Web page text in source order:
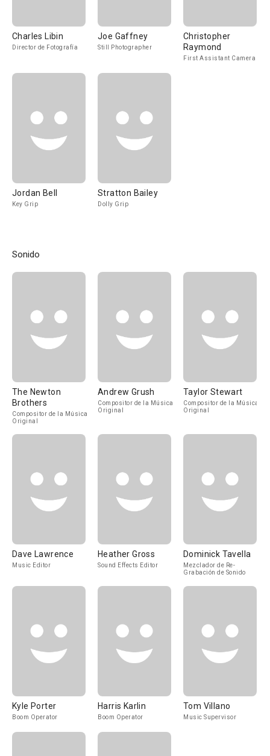
Charles Libin
Director de Fotografía
Joe Gaffney
Still Photographer
Christopher
Raymond
First Assistant Camera
Jordan Bell
Key Grip
Stratton Bailey
Dolly Grip
Sonido
The Newton
Brothers
Compositor de la Música
Original
Andrew Grush
Compositor de la Música
Original
Taylor Stewart
Compositor de la Música
Original
Dave Lawrence
Music Editor
Heather Gross
Sound Effects Editor
Dominick Tavella
Mezclador de Re-
Grabación de Sonido
Kyle Porter
Boom Operator
Harris Karlin
Boom Operator
Tom Villano
Music Supervisor